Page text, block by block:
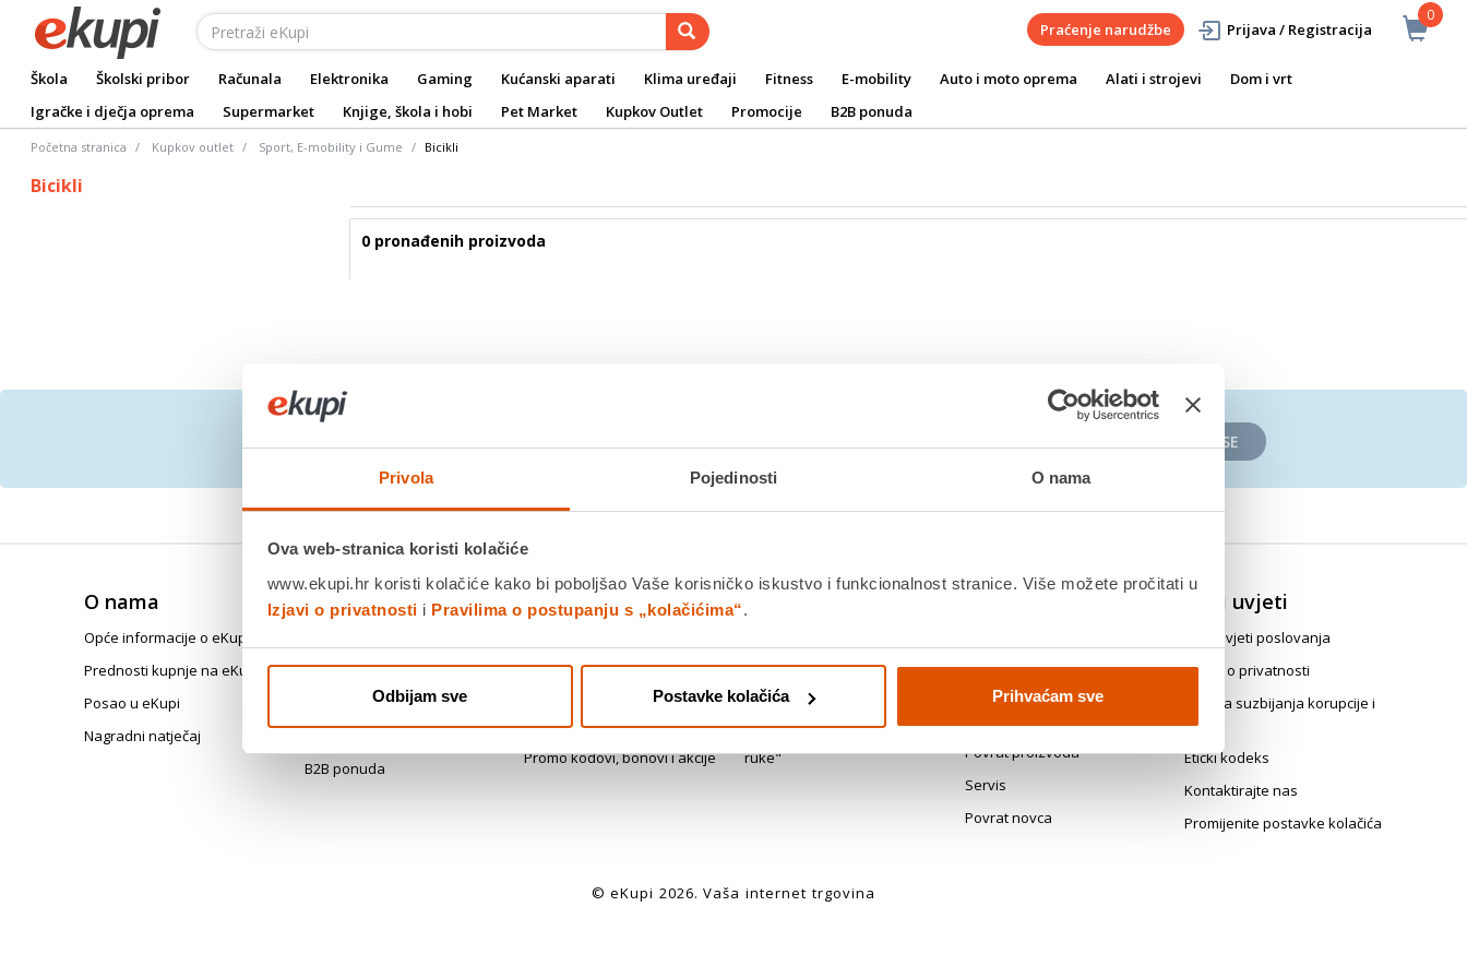
Privola Pojedinosti O nama
Ova web-stranica koristi kolačiće
www.ekupi.hr koristi kolačiće kako bi poboljšao Vaše korisničko iskustvo i funkcionalnost stranice. Više možete pročitati u
Izjavi o privatnosti i Pravilima o postupanju s „kolačićima“.
Odbijam sve Postavke kolačića Prihvaćam sve
0
Praćenje narudžbe Prijava / Registracija
Škola Školski pribor Računala Elektronika Gaming Kućanski aparati Klima uređaji Fitness E-mobility Auto i moto oprema Alati i strojevi
Dom i vrt
Igračke i dječja oprema
Supermarket Knjige, škola i hobi Pet Market Kupkov Outlet Promocije B2B ponuda
Početna stranica Kupkov outlet Sport, E-mobility i Gume Bicikli
Bicikli
0 pronađenih proizvoda
Prijavite se na besplatni newsletter PRIJAVITE SE
O nama
Opće informacije o eKupi
Prednosti kupnje na eKupi
Posao u eKupi
Nagradni natječaj
Trebate pomoć?
Registracija i korisnički račun
Tehničke poteškoće
B2B ponuda
Plaćanje
Naručivanje i proces kupnje
Računi (maloprodajni, R1, e-
računi)
Promo kodovi, bonovi i akcije
Dostava u stan
PickUp i Paketomat
ruke"
Povrat, zamjena i
Izjava za jednostrani raskid
ugovora
Povrat proizvoda
Servis
Povrat novca
Opći uvjeti
Opći uvjeti poslovanja
Izjava o privatnosti
Politika suzbijanja korupcije i
mita
Etički kodeks
Kontaktirajte nas
Promijenite postavke kolačića
© eKupi 2026. Vaša internet trgovina